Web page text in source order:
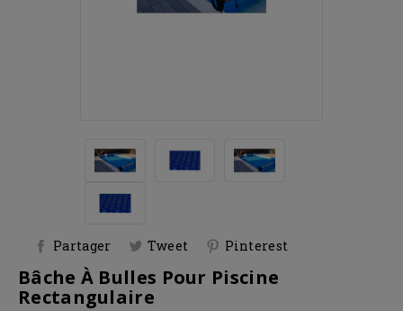
Partager Tweet Pinterest
Bâche À Bulles Pour Piscine
Rectangulaire